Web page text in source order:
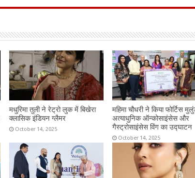
ar
मधुरिमा तुली ने रेट्रो लुक में बिखेरा
क्लासिक इंडियन ग्लैमर
October 14, 2025
महिमा चौधरी ने किया फोर्टिस
अत्याधुनिक ऑन्कोसाइंसेस और
गैस्ट्रोसाइंसेस विंग का उद्घाटन
October 14, 2025